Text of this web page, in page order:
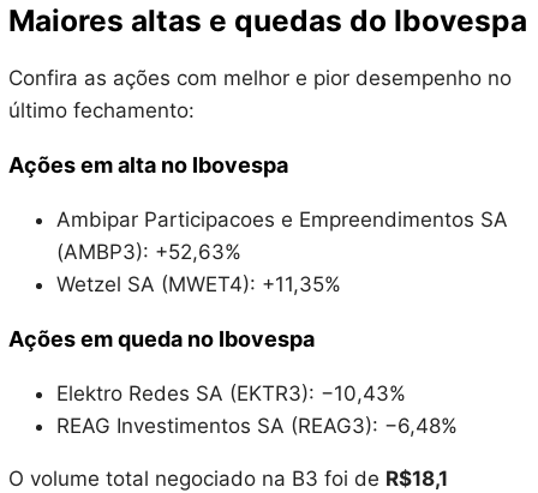
Maiores altas e quedas do Ibovespa
Confira as ações com melhor e pior desempenho no
último fechamento:
Ações em alta no Ibovespa
Ambipar Participacoes e Empreendimentos SA
(AMBP3): +52,63%
Wetzel SA (MWET4): +11,35%
Ações em queda no Ibovespa
Elektro Redes SA (EKTR3): −10,43%
REAG Investimentos SA (REAG3): −6,48%
O volume total negociado na B3 foi de R$18,1